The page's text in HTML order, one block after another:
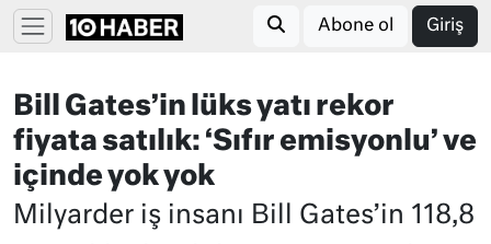
Abone ol Giriş
Bill Gates’in lüks yatı rekor
fiyata satılık: ‘Sıfır emisyonlu’ ve
içinde yok yok
Milyarder iş insanı Bill Gates’in 118,8